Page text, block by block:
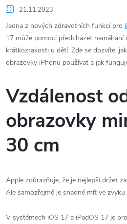
21.11.2023
Jedna z nových zdravotních funkcí pro
17 může pomoci předcházet
krátkozrakosti u dětí. Zde se dozvíte,
obrazovky iPhonu používat a jak
Vzdálenost
obrazovky
30 cm
Apple zdůrazňuje, že je nejlepší držet
Ale samozřejmě je snadné mít ve
V systémech iOS 17 a iPadOS 17 je